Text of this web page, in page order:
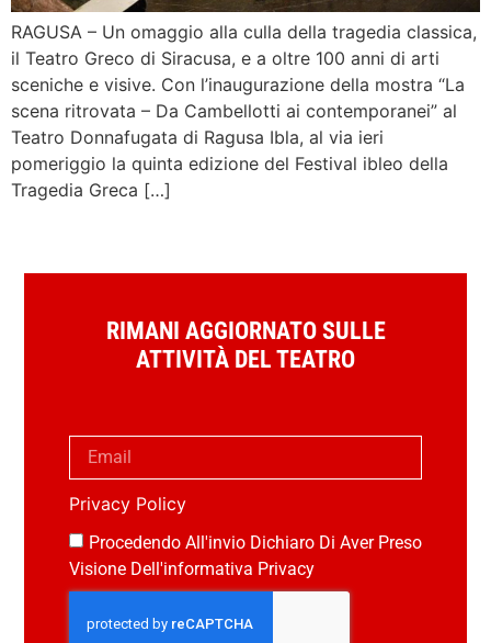
RAGUSA – Un omaggio alla culla della tragedia classica,
il Teatro Greco di Siracusa, e a oltre 100 anni di arti
sceniche e visive. Con l’inaugurazione della mostra “La
scena ritrovata – Da Cambellotti ai contemporanei” al
Teatro Donnafugata di Ragusa Ibla, al via ieri
pomeriggio la quinta edizione del Festival ibleo della
Tragedia Greca […]
RIMANI AGGIORNATO SULLE
ATTIVITÀ DEL TEATRO
Privacy Policy
Procedendo All'invio Dichiaro Di Aver Preso
Visione Dell'informativa Privacy